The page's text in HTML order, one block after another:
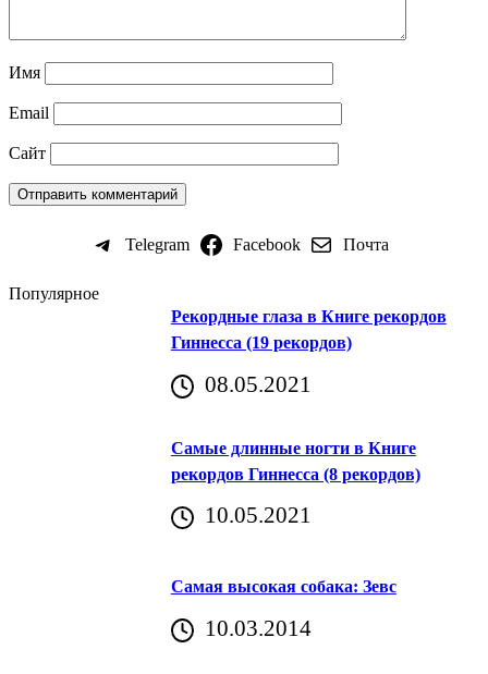
Имя
Email
Сайт
Telegram Facebook Почта
Популярное
Рекордные глаза в Книге рекордов
Гиннесса (19 рекордов)
08.05.2021
Самые длинные ногти в Книге
рекордов Гиннесса (8 рекордов)
10.05.2021
Самая высокая собака: Зевс
10.03.2014